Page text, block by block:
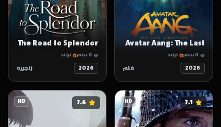
Avatar Aang: The Last
Airbender
0 بینەر ترێند
2026 فلم
The Road to Splendor
0 بینەر ترێند
2026 زنجیرە
HD 7.1
HD 7.6